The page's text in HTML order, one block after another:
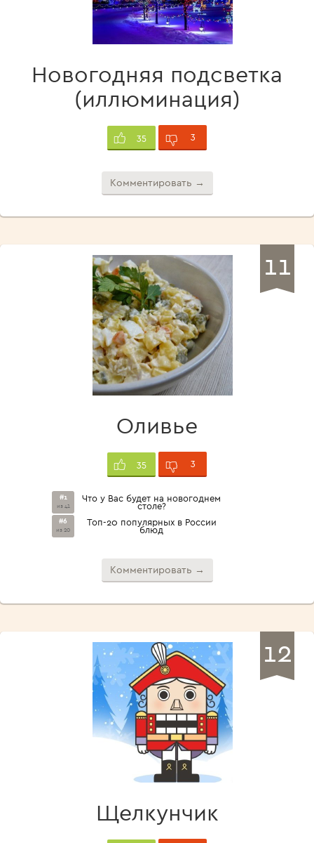
Новогодняя подсветка
(иллюминация)
35 3
Комментировать →
11
Оливье
35 3
#1
из 41
Что у Вас будет на новогоднем
столе?
#6
из 20
Топ-20 популярных в России
блюд
Комментировать →
12
Щелкунчик